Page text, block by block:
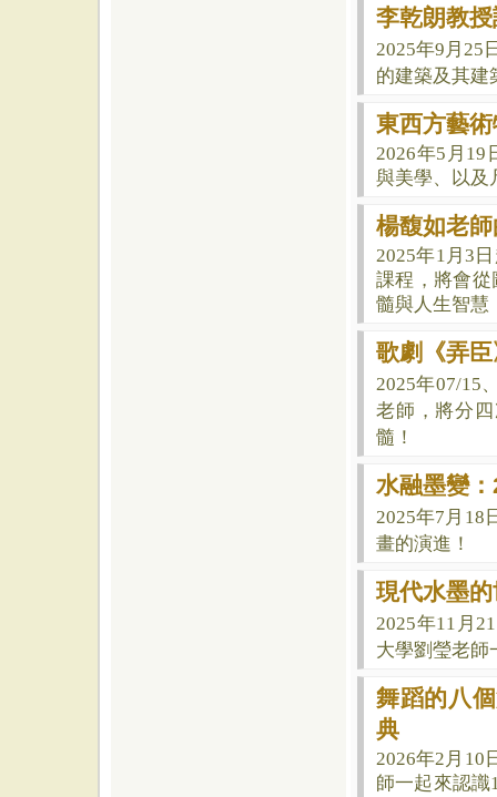
李乾朗教
2025年9月25
的建築及其建
東西方藝
2026年5月19
與美學、以及
楊馥如老
2025年1月3
課程，將會
髓與人生智慧
歌劇《弄
2025年07/15
老師，將分
髓！
水融墨變
2025年7月18
畫的演進！
現代水墨
2025年11月
大學劉瑩老師
舞蹈的八
典
2026年2月10
師一起來認識